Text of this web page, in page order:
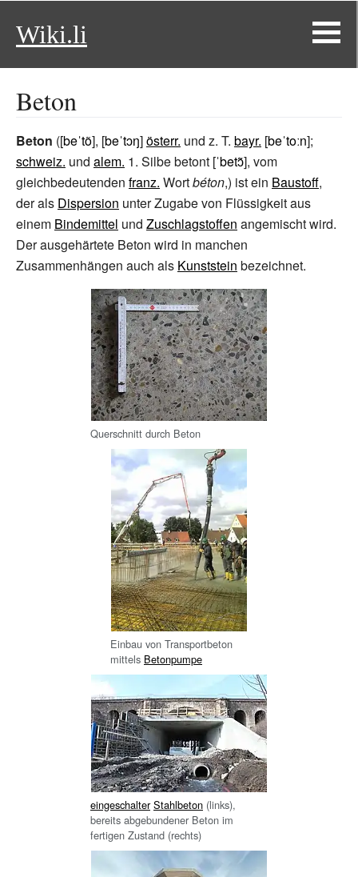
Wiki.li
Beton
Beton ([beˈtõ], [beˈtɔŋ]österr. und z. T. bayr. [beˈtoːn];
schweiz. und alem. 1. Silbe betont [ˈbetɔ̃], vom
gleichbedeutenden franz. Wortbéton,) ist ein Baustoff,
der als Dispersion unter Zugabe von Flüssigkeit aus
einem Bindemittel und Zuschlagstoffen angemischt wird.
Der ausgehärtete Beton wird in manchen
Zusammenhängen auch als Kunststein bezeichnet.
Querschnitt durch Beton
Einbau von Transportbeton
mittels Betonpumpe
eingeschalter Stahlbeton (links),
bereits abgebundener Beton im
fertigen Zustand (rechts)